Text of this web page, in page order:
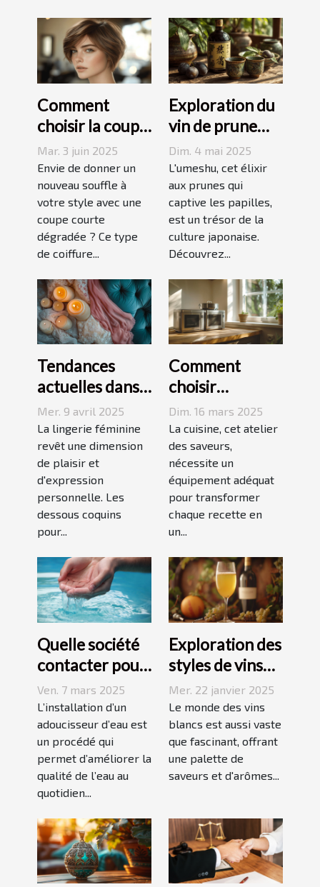
Comment
choisir la coupe
courte
dégradée
parfaite pour
votre visage
Mar. 3 juin 2025
Envie de donner un
nouveau souffle à
votre style avec une
coupe courte
dégradée ? Ce type
de coiffure...
Exploration du
vin de prune
umeshu :
origines,
saveurs et
accords
Dim. 4 mai 2025
L'umeshu, cet élixir
aux prunes qui
captive les papilles,
est un trésor de la
culture japonaise.
Découvrez...
Tendances
actuelles dans
les dessous
coquins pour
femmes
Mer. 9 avril 2025
La lingerie féminine
revêt une dimension
de plaisir et
d'expression
personnelle. Les
dessous coquins
pour...
Comment
choisir
l'équipement
de cuisine idéal
pour vos
recettes
Dim. 16 mars 2025
La cuisine, cet atelier
des saveurs,
nécessite un
équipement adéquat
pour transformer
chaque recette en
un...
Quelle société
contacter pour
l'installation
d'un
adoucisseur
d'eau ?
Ven. 7 mars 2025
L’installation d’un
adoucisseur d’eau est
un procédé qui
permet d’améliorer la
qualité de l’eau au
quotidien...
Exploration des
styles de vins
blancs issus de
vignobles
renommés
Mer. 22 janvier 2025
Le monde des vins
blancs est aussi vaste
que fascinant, offrant
une palette de
saveurs et d'arômes...